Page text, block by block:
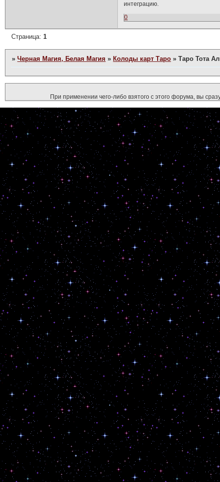
интеграцию.
0
Страница: 1
»Черная Магия, Белая Магия »Колоды карт Таро »Таро Тота
При применении чего-либо взятого с этого форума, вы